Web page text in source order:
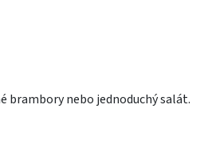
brambory nebo jednoduchý salát.